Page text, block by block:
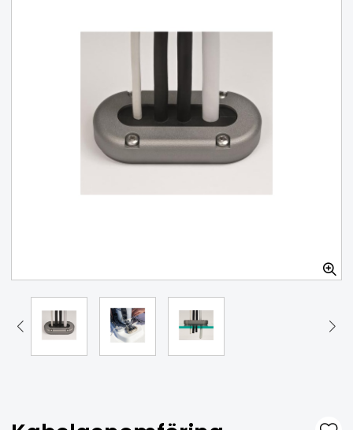
Kabelgenomföring Scanstrut vattentät 9-14 mm grå